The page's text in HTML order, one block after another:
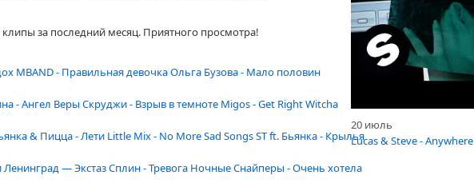
за последний месяц. Приятного просмотра!
MBAND - Правильная девочкаОльга Бузова - Мало половин
- Ангел Веры Скруджи - Взрыв в темноте Migos - Get Right Witcha
& Пицца - Лети Little Mix - No More Sad SongsST ft. Бьянка - Крылья
Ленинград — ЭкстазСплин - Тревога Ночные Снайперы - Очень хотела
20 июль
Lucas & Steve - Anywhere